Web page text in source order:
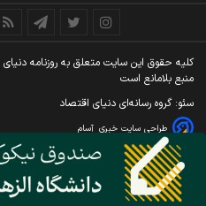
کليه حقوق اين سايت متعلق به روزنامه دنيای
منبع بلامانع است
سئو: گروه رسانه‌ای دنیای اقتصاد
طراحی سایت خبری آسام